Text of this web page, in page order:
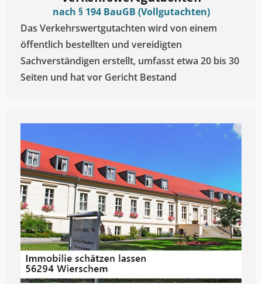
nach § 194 BauGB (Vollgutachten)
Das Verkehrswertgutachten wird von einem
öffentlich bestellten und vereidigten
Sachverständigen erstellt, umfasst etwa 20 bis 30
Seiten und hat vor Gericht Bestand